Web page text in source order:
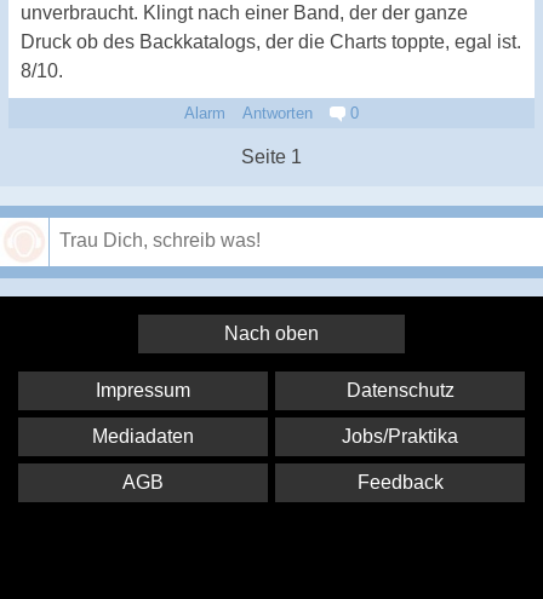
unverbraucht. Klingt nach einer Band, der der ganze
Druck ob des Backkatalogs, der die Charts toppte, egal ist.
8/10.
Alarm Antworten 0
Seite 1
Nach oben
Impressum Datenschutz
Mediadaten Jobs/Praktika
AGB Feedback